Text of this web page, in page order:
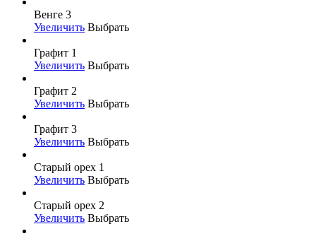
Венге 3
Увеличить Выбрать
Графит 1
Увеличить Выбрать
Графит 2
Увеличить Выбрать
Графит 3
Увеличить Выбрать
Старый орех 1
Увеличить Выбрать
Старый орех 2
Увеличить Выбрать